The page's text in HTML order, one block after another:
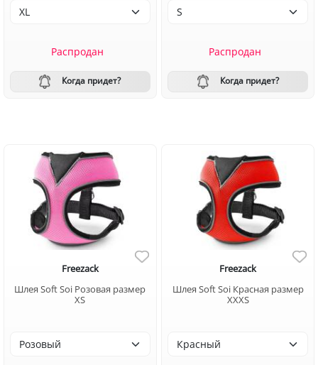
Распродан
Когда придет?
Распродан
Когда придет?
Freezack
Шлея Soft Soi Розовая размер
XS
Freezack
Шлея Soft Soi Красная размер
XXXS